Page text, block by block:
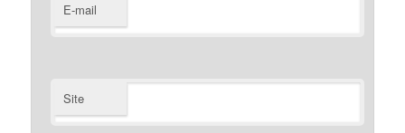
E-mail
Site